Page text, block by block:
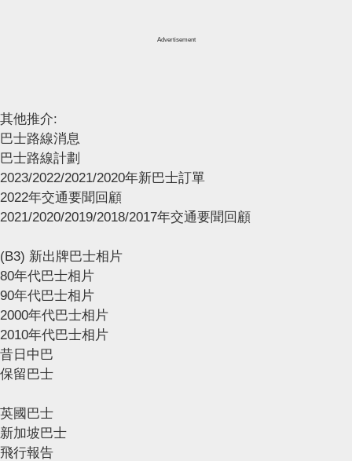
Advertisement
其他推介:
巴士路線消息
巴士路線計劃
2023/2022/2021/2020年新巴士訂單
2022年交通要聞回顧
2021/2020/2019/2018/2017年交通要聞回顧
(B3) 新出牌巴士相片
80年代巴士相片
90年代巴士相片
2000年代巴士相片
2010年代巴士相片
昔日中巴
保留巴士
英國巴士
新加坡巴士
飛行報告